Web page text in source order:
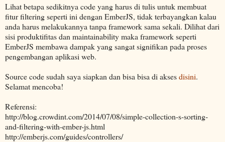
Lihat betapa sedikitnya code yang harus di tulis untuk membuat
fitur filtering seperti ini dengan EmberJS, tidak terbayangkan kalau
anda harus melakukannya tanpa framework sama sekali. Dilihat dari
sisi produktifitas dan maintainability maka framework seperti
EmberJS membawa dampak yang sangat signifikan pada proses
pengembangan aplikasi web.
Source code sudah saya siapkan dan bisa bisa di aksesdisini.
Selamat mencoba!
Referensi:
http://blog.crowdint.com/2014/07/08/simple-collection-s-sorting-
and-filtering-with-ember-js.html
http://emberjs.com/guides/controllers/